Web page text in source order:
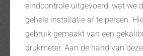
eindcontrole uitgevoerd, wat we
gehele installatie af te persen.
gebruik gemaakt van een
drukmeter. Aan de hand van